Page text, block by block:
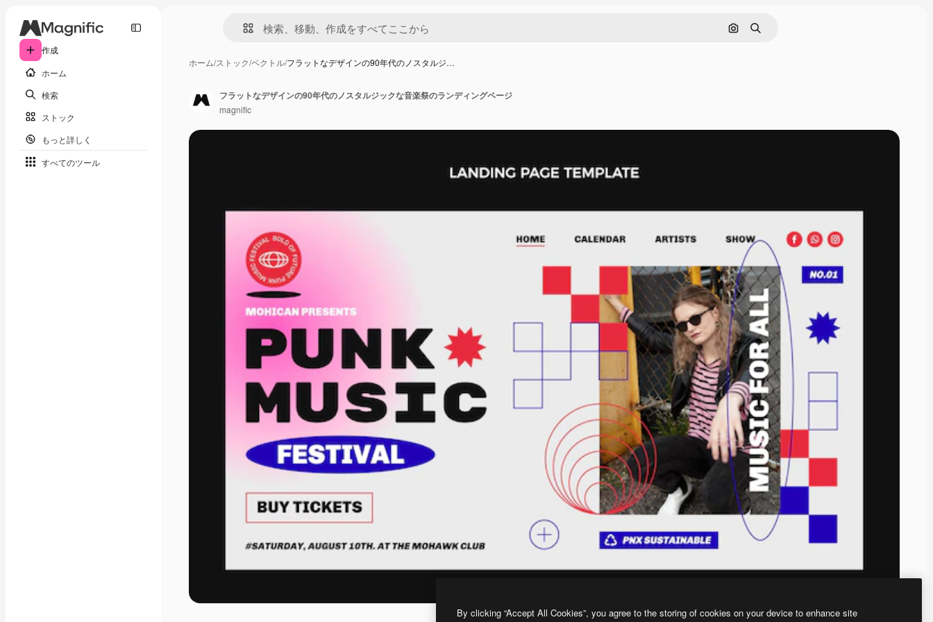
作成
ホーム
検索
ストック
もっと詳しく
すべてのツール
画像で検索
検索
ホーム/ストック/ベクトル/フラットなデザインの90年代のノスタルジ…
フラットなデザインの90年代のノスタルジックな音楽祭のランディングページ
magnific
By clicking “Accept All Cookies”, you agree to the storing of cookies on your device to enhance site